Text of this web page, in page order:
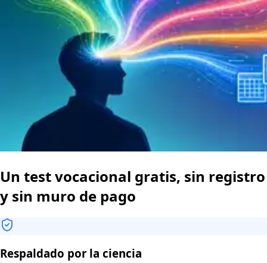
Un test vocacional gratis, sin registro
y sin muro de pago
Respaldado por la ciencia